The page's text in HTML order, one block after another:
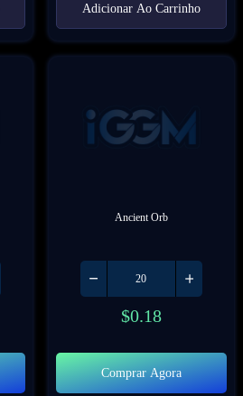
Adicionar Ao Carrinho
Ancient Orb
$0.18
Comprar Agora